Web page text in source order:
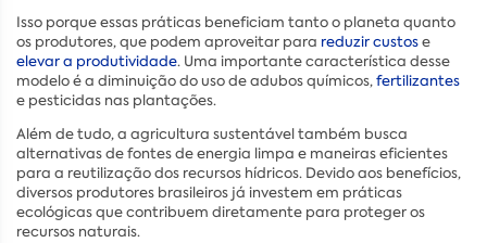
Isso porque essas práticas beneficiam tanto o planeta quanto
os produtores, que podem aproveitar para reduzir custose
elevar a produtividade. Uma importante característica desse
modelo é a diminuição do uso de adubos químicos,fertilizantes
e pesticidas nas plantações.
Além de tudo, a agricultura sustentável também busca
alternativas de fontes de energia limpa e maneiras eficientes
para a reutilização dos recursos hídricos. Devido aos benefícios,
diversos produtores brasileiros já investem em práticas
ecológicas que contribuem diretamente para proteger os
recursos naturais.